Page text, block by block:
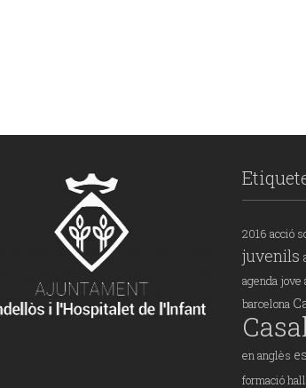
2016 acció
juvenils
agenda jove
barcelona
en anglès
formació